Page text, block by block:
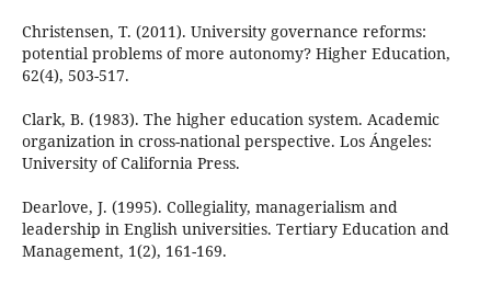
Christensen, T. (2011). University governance reforms:
potential problems of more autonomy? Higher Education,
62(4), 503-517.
Clark, B. (1983). The higher education system. Academic
organization in cross-national perspective. Los Ángeles:
University of California Press.
Dearlove, J. (1995). Collegiality, managerialism and
leadership in English universities. Tertiary Education and
Management, 1(2), 161-169.